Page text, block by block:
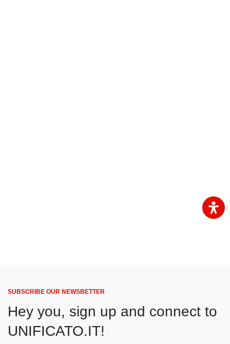
SUBSCRIBE OUR NEWSBETTER
Hey you, sign up and connect to
UNIFICATO.IT!